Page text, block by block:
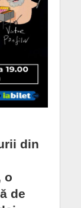
din
o
de